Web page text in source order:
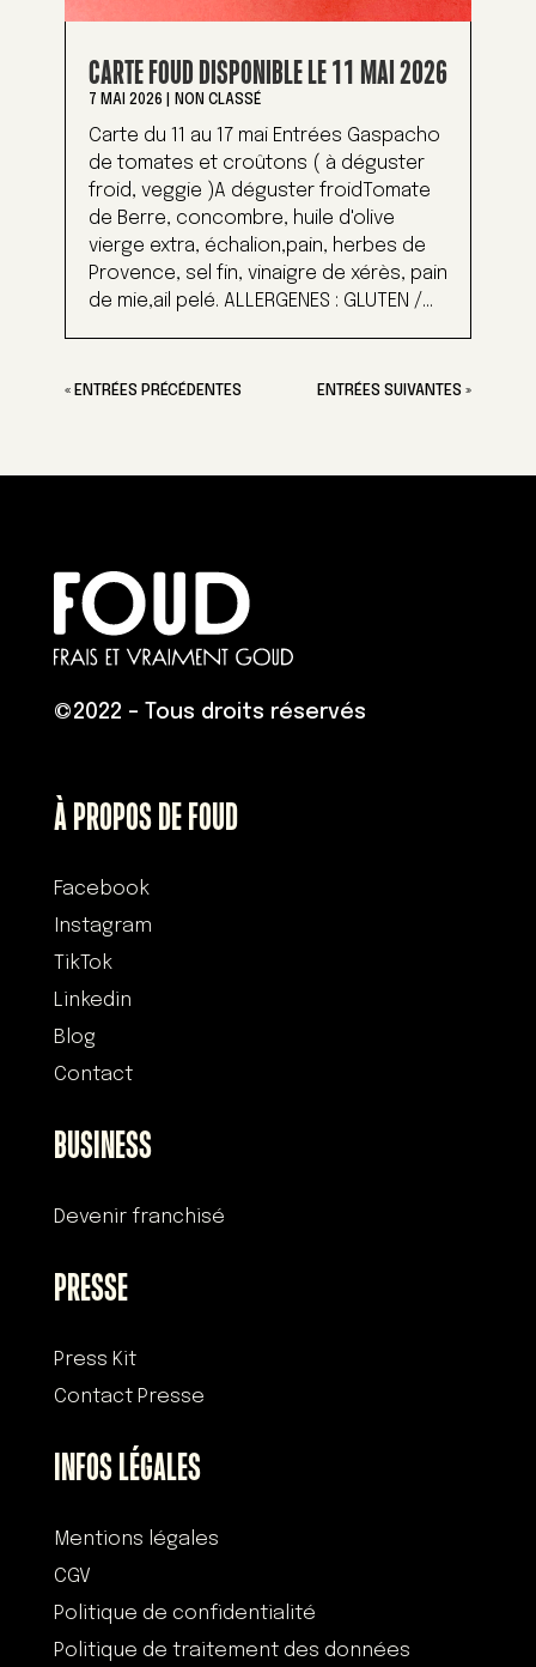
CARTE FOUD DISPONIBLE LE 11 MAI 2026
7 MAI 2026 NON CLASSÉ
Carte du 11 au 17 mai Entrées Gaspacho
de tomates et croûtons ( à déguster
froid, veggie )A déguster froidTomate
de Berre, concombre, huile d'olive
vierge extra, échalion,pain, herbes de
Provence, sel fin, vinaigre de xérès, pain
de mie,ail pelé. ALLERGENES : GLUTEN /...
« ENTRÉES PRÉCÉDENTES ENTRÉES SUIVANTES »
©2022 – Tous droits réservés
À PROPOS DE FOUD
Facebook
Instagram
TikTok
Linkedin
Blog
Contact
BUSINESS
Devenir franchisé
PRESSE
Press Kit
Contact Presse
INFOS LÉGALES
Mentions légales
CGV
Politique de confidentialité
Politique de traitement des données